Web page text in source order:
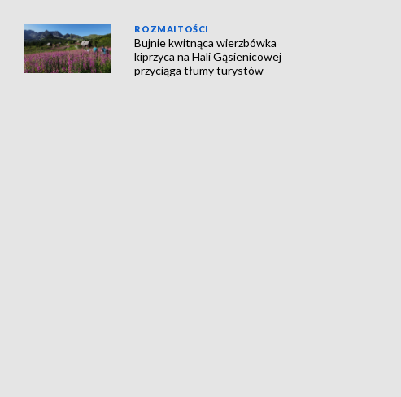
ROZMAITOŚCI
Bujnie kwitnąca wierzbówka
kiprzyca na Hali Gąsienicowej
przyciąga tłumy turystów